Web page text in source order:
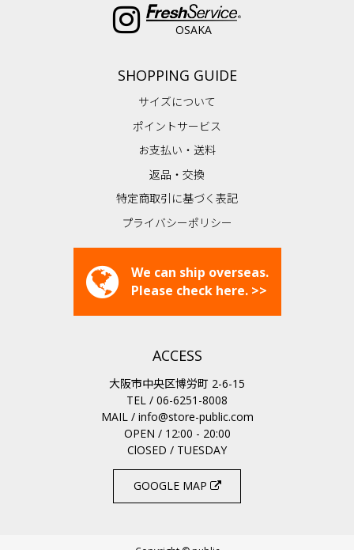
OSAKA
SHOPPING GUIDE
サイズについて
ポイントサービス
お支払い・送料
返品・交換
特定商取引に基づく表記
プライバシーポリシー
We can ship overseas.
Please check here. >>
ACCESS
大阪市中央区博労町 2-6-15
TEL / 06-6251-8008
MAIL / info@store-public.com
OPEN / 12:00 - 20:00
ClOSED / TUESDAY
GOOGLE MAP